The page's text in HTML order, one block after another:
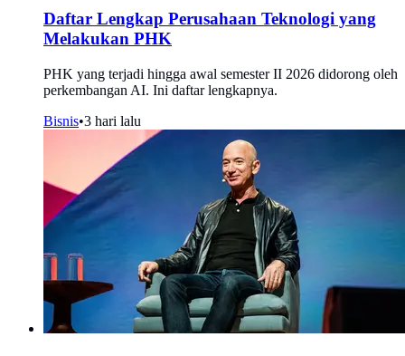
Daftar Lengkap Perusahaan Teknologi yang
Melakukan PHK
PHK yang terjadi hingga awal semester II 2026 didorong oleh
perkembangan AI. Ini daftar lengkapnya.
Bisnis•3 hari lalu